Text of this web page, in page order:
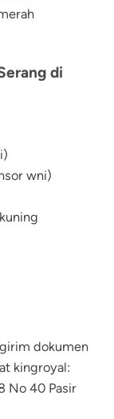
di
wni)
dokumen
kingroyal:
No 40 Pasir